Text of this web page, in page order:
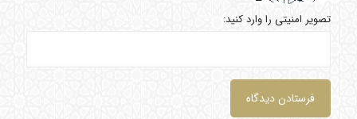
تصویر امنیتی را وارد کنید: